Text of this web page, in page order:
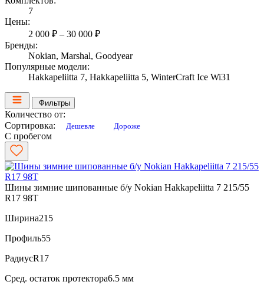
7
Цены:
2 000 ₽ – 30 000 ₽
Бренды:
Nokian, Marshal, Goodyear
Популярные модели:
Hakkapeliitta 7, Hakkapeliitta 5, WinterCraft Ice Wi31
Фильтры
Количество от:
Сортировка:
Дешевле Дороже
С пробегом
Шины зимние шипованные б/у Nokian Hakkapeliitta 7 215/55
R17 98T
Ширина215
Профиль55
РадиусR17
Сред. остаток протектора6.5 мм